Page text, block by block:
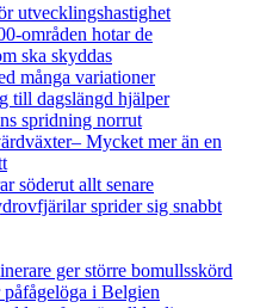
utvecklingshastighet
områden hotar de
ska skyddas
många variationer
till dagslängd hjälper
spridning norrut
Mycket mer än en
söderut allt senare
sprider sig snabbt
ger större bomullsskörd
i Belgien